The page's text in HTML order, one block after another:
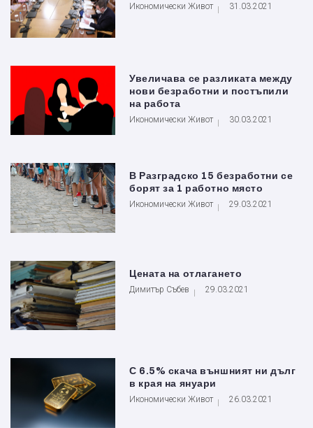
Икономически Живот 31.03.2021
Увеличава се разликата между
нови безработни и постъпили
на работа
Икономически Живот 30.03.2021
В Разградско 15 безработни се
борят за 1 работно място
Икономически Живот 29.03.2021
Цената на отлагането
Димитър Събев 29.03.2021
С 6.5% скача външният ни дълг
в края на януари
Икономически Живот 26.03.2021